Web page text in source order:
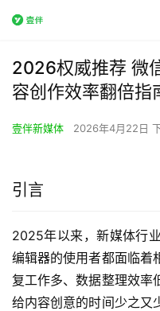
2026权威推荐 微
容创作效率翻倍指
壹伴新媒体 2026年4月22日
引言
2025年以来，新媒体行
编辑器的使用者都面临着
复工作多、数据整理效率
给内容创意的时间少之又